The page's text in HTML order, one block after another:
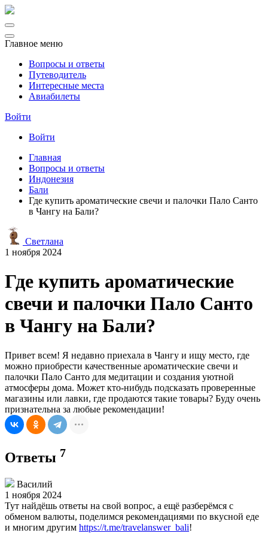
Главное меню
Вопросы и ответы
Путеводитель
Интересные места
Авиабилеты
Войти
Войти
Главная
Вопросы и ответы
Индонезия
Бали
Где купить ароматические свечи и палочки Пало Санто
в Чангу на Бали?
Светлана
1 ноября 2024
Где купить ароматические
свечи и палочки Пало Санто
в Чангу на Бали?
Привет всем! Я недавно приехала в Чангу и ищу место, где
можно приобрести качественные ароматические свечи и
палочки Пало Санто для медитации и создания уютной
атмосферы дома. Может кто-нибудь подсказать проверенные
магазины или лавки, где продаются такие товары? Буду очень
признательна за любые рекомендации!
Ответы 7
Василий
1 ноября 2024
Тут найдёшь ответы на свой вопрос, а ещё разберёмся с
обменом валюты, поделимся рекомендациями по вкусной еде
и многим другим https://t.me/travelanswer_bali!